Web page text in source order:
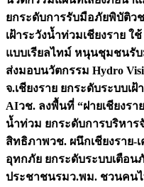
ยกระดับการรับมือภัยพิบัติว
เฝ้าระวังน้ำท่วมเชียงราย ใ
แบบเรียลไทม์ หนุนชุมชนรั
ส่งมอบนวัตกรรม Hydro
จ.เชียงราย ยกระดับระบบเ
AIวช. ลงพื้นที่ “ฝายเชียงร
น้ำท่วม ยกระดับการบริหา
สิทธิภาพวช. ผนึกเชียงราย-
อุทกภัย ยกระดับระบบเตือน
ประชาชนรมว.พม. ชวนคนไ